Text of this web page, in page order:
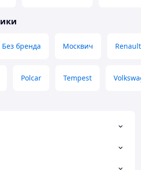
Без бренда Москвич Renault
Polcar Tempest